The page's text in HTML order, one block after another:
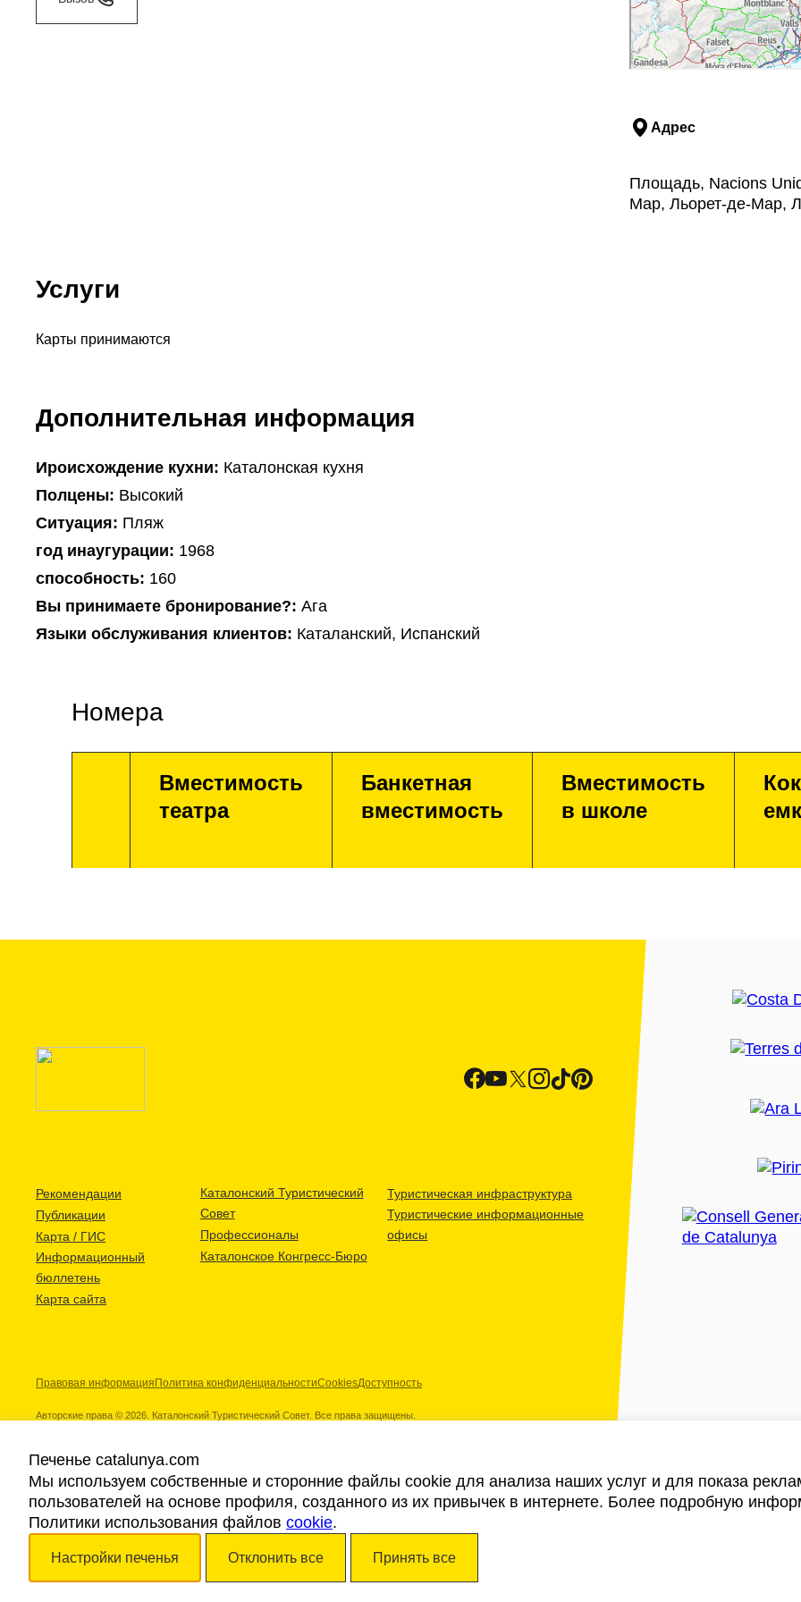
Адрес
Площадь, Nacions
Мар, Льорет-де-Мар,
Услуги
Карты принимаются
Дополнительная информация
Ироисхождение кухни: Каталонская кухня
Полцены: Высокий
Ситуация: Пляж
год инаугурации: 1968
способность: 160
Вы принимаете бронирование?: Ага
Языки обслуживания клиентов: Каталанский, Испанский
Номера
Вместимость
театра
Банкетная
вместимость
Вместимость
в школе
Рекомендации
Публикации
Карта / ГИС
Информационный
бюллетень
Карта сайта
Каталонский Туристический
Совет
Профессионалы
Каталонское Конгресс-Бюро
Туристическая инфраструктура
Туристические информационные
офисы
Правовая информация Политика конфиденциальностиCookiesДоступность
Авторские права © 2026. Каталонский Туристический Совет. Все права защищены.
Наши партнеры
Печенье catalunya.com
Мы используем собственные и сторонние файлы cookie для анализа наших услуг и для показа
пользователей на основе профиля, созданного из их привычек в интернете. Более подробную
Политики использования файлов cookie.
Настройки печенья Отклонить все Принять все